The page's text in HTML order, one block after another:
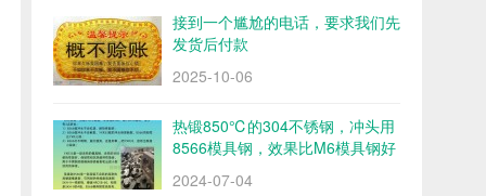
接到一个尴尬的电话，要求我们先
发货后付款
2025-10-06
热锻850℃的304不锈钢，冲头用
8566模具钢，效果比M6模具钢好
2024-07-04